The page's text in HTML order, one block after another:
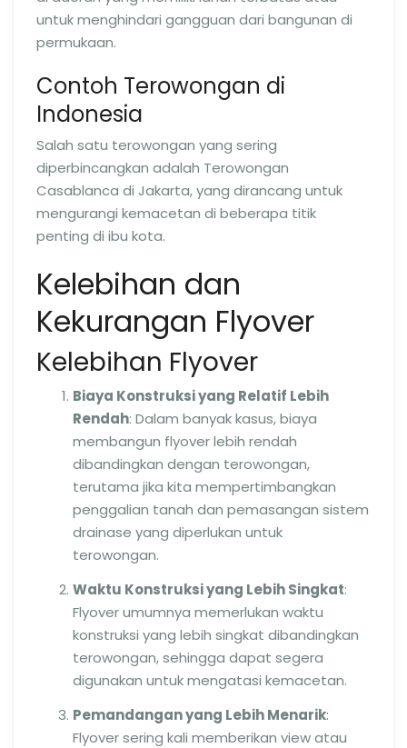
untuk menghindari gangguan dari bangunan di
permukaan.
Contoh Terowongan di
Indonesia
Salah satu terowongan yang sering
diperbincangkan adalah Terowongan
Casablanca di Jakarta, yang dirancang untuk
mengurangi kemacetan di beberapa titik
penting di ibu kota.
Kelebihan dan
Kekurangan Flyover
Kelebihan Flyover
Biaya Konstruksi yang Relatif Lebih
Rendah: Dalam banyak kasus, biaya
membangun flyover lebih rendah
dibandingkan dengan terowongan,
terutama jika kita mempertimbangkan
penggalian tanah dan pemasangan sistem
drainase yang diperlukan untuk
terowongan.
Waktu Konstruksi yang Lebih Singkat:
Flyover umumnya memerlukan waktu
konstruksi yang lebih singkat dibandingkan
terowongan, sehingga dapat segera
digunakan untuk mengatasi kemacetan.
Pemandangan yang Lebih Menarik:
Flyover sering kali memberikan view atau